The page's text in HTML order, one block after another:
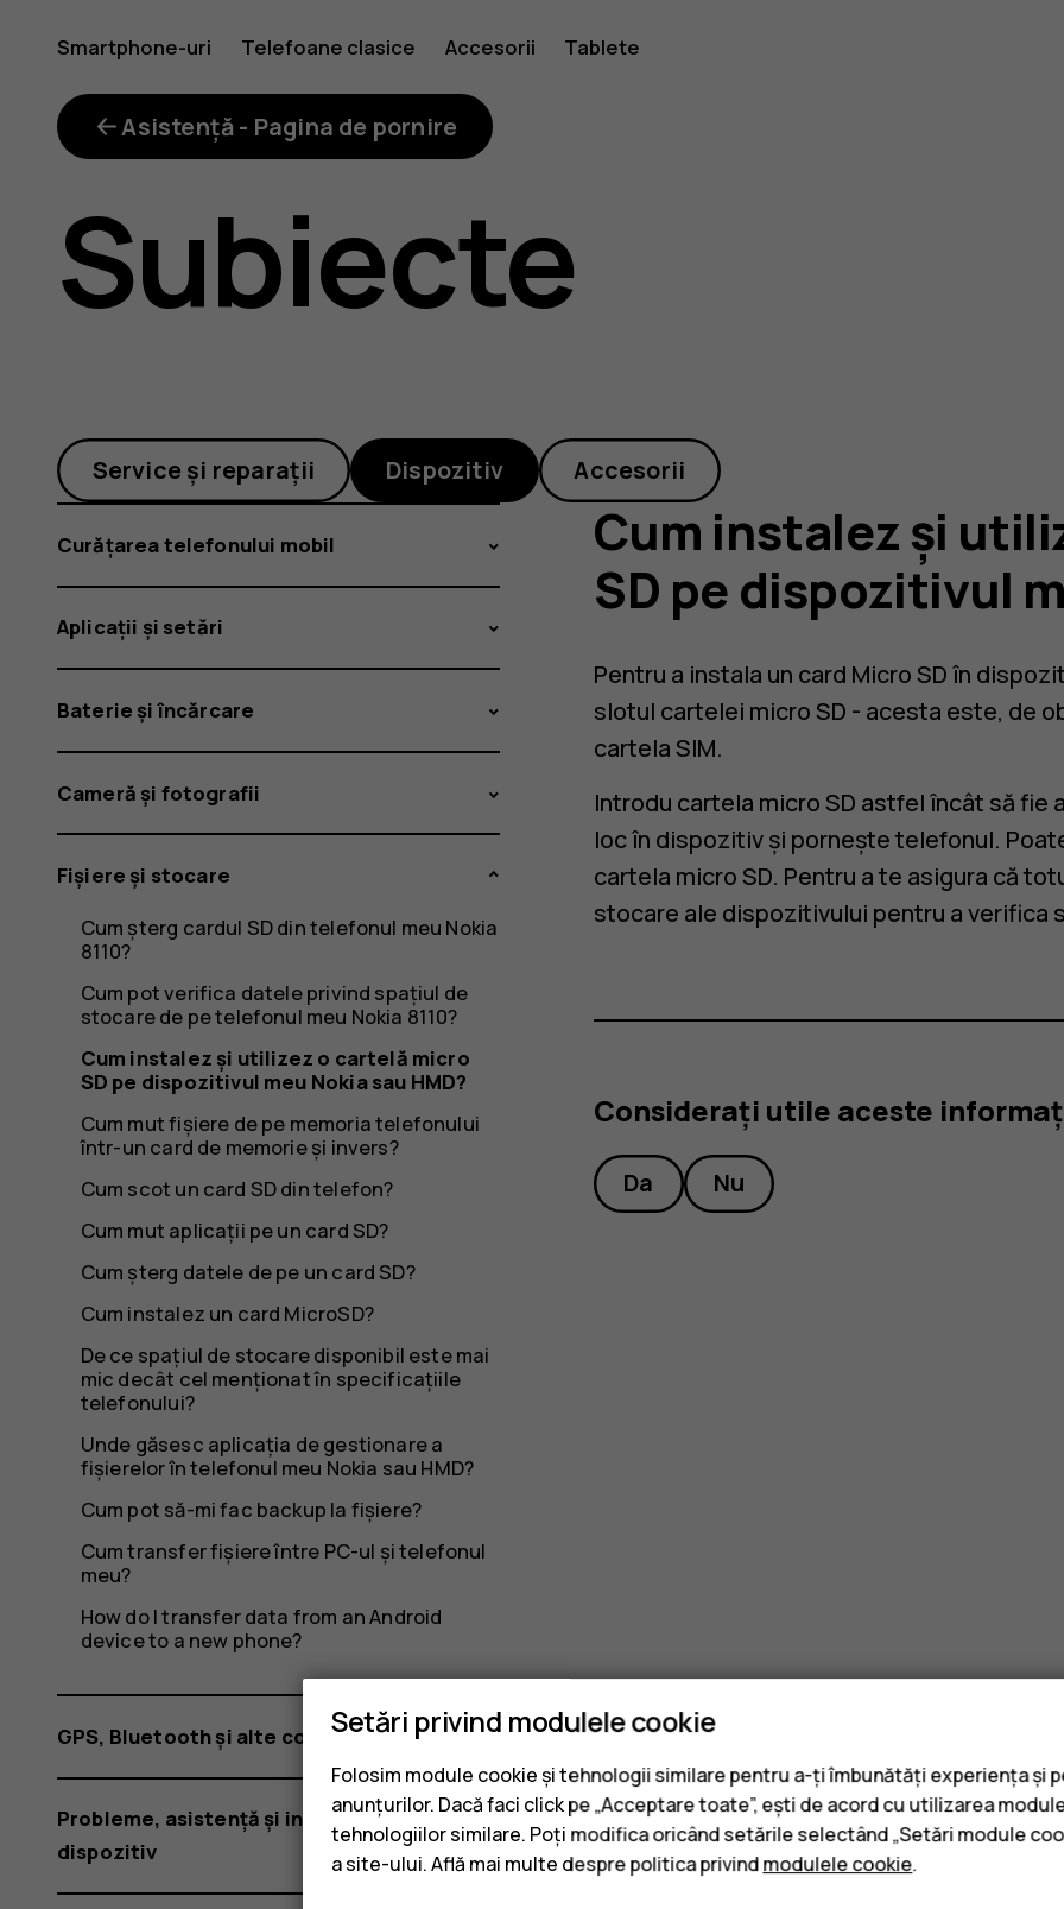
Cum
instalez
și
utilizez
o
cartelă
micro
SD
pe
dispozitivul
meu
Nokia
sau
HMD?
Smartphone-uri Telefoane clasice Accesorii Tablete
Asistență - Pagina de pornire
Subiecte
Service și reparații Dispozitiv Accesorii
Curățarea telefonului mobil
Aplicații și setări
Baterie și încărcare
Cameră și fotografii
Fișiere și stocare
Cum șterg cardul SD din telefonul meu Nokia
8110?
Cum pot verifica datele privind spațiul de
stocare de pe telefonul meu Nokia 8110?
Cum instalez și utilizez o cartelă micro
SD pe dispozitivul meu Nokia sau HMD?
Cum mut fișiere de pe memoria telefonului
într-un card de memorie și invers?
Cum scot un card SD din telefon?
Cum mut aplicații pe un card SD?
Cum șterg datele de pe un card SD?
Cum instalez un card MicroSD?
De ce spațiul de stocare disponibil este mai
mic decât cel menționat în specificațiile
telefonului?
Unde găsesc aplicația de gestionare a
fișierelor în telefonul meu Nokia sau HMD?
Cum pot să-mi fac backup la fișiere?
Cum transfer fișiere între PC-ul și telefonul
meu?
How do I transfer data from an Android
device to a new phone?
GPS, Bluetooth și alte conexiuni
Probleme, asistență și informații despre
dispozitiv
Cum instalez și
SD pe dispozitivul
Pentru a instala un card Micro SD în
slotul cartelei micro SD - acesta este, de
cartela SIM.
Introdu cartela micro SD astfel încât să
loc în dispozitiv și pornește telefonul.
cartela micro SD. Pentru a te asigura că
stocare ale dispozitivului pentru a verifica
Considerați utile aceste
Da Nu
Setări privind modulele cookie
Folosim module cookie și tehnologii similare pentru a-ți îmbunătăți experiența și
anunțurilor. Dacă faci click pe „Acceptare toate”, ești de acord cu utilizarea
tehnologiilor similare. Poți modifica oricând setările selectând „Setări module
a site-ului. Află mai multe despre politica privindmodulele cookie.